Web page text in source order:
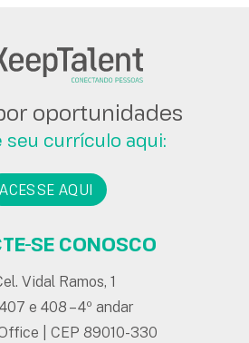
oportunidades
seu currículo aqui:
ACESSE AQUI
SE CONOSCO
Vidal Ramos, 1
e 408 – 4º andar
| CEP 89010-330